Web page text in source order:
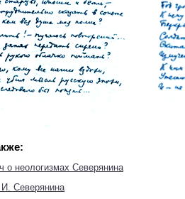
о неологизмах Северянина
Северянина